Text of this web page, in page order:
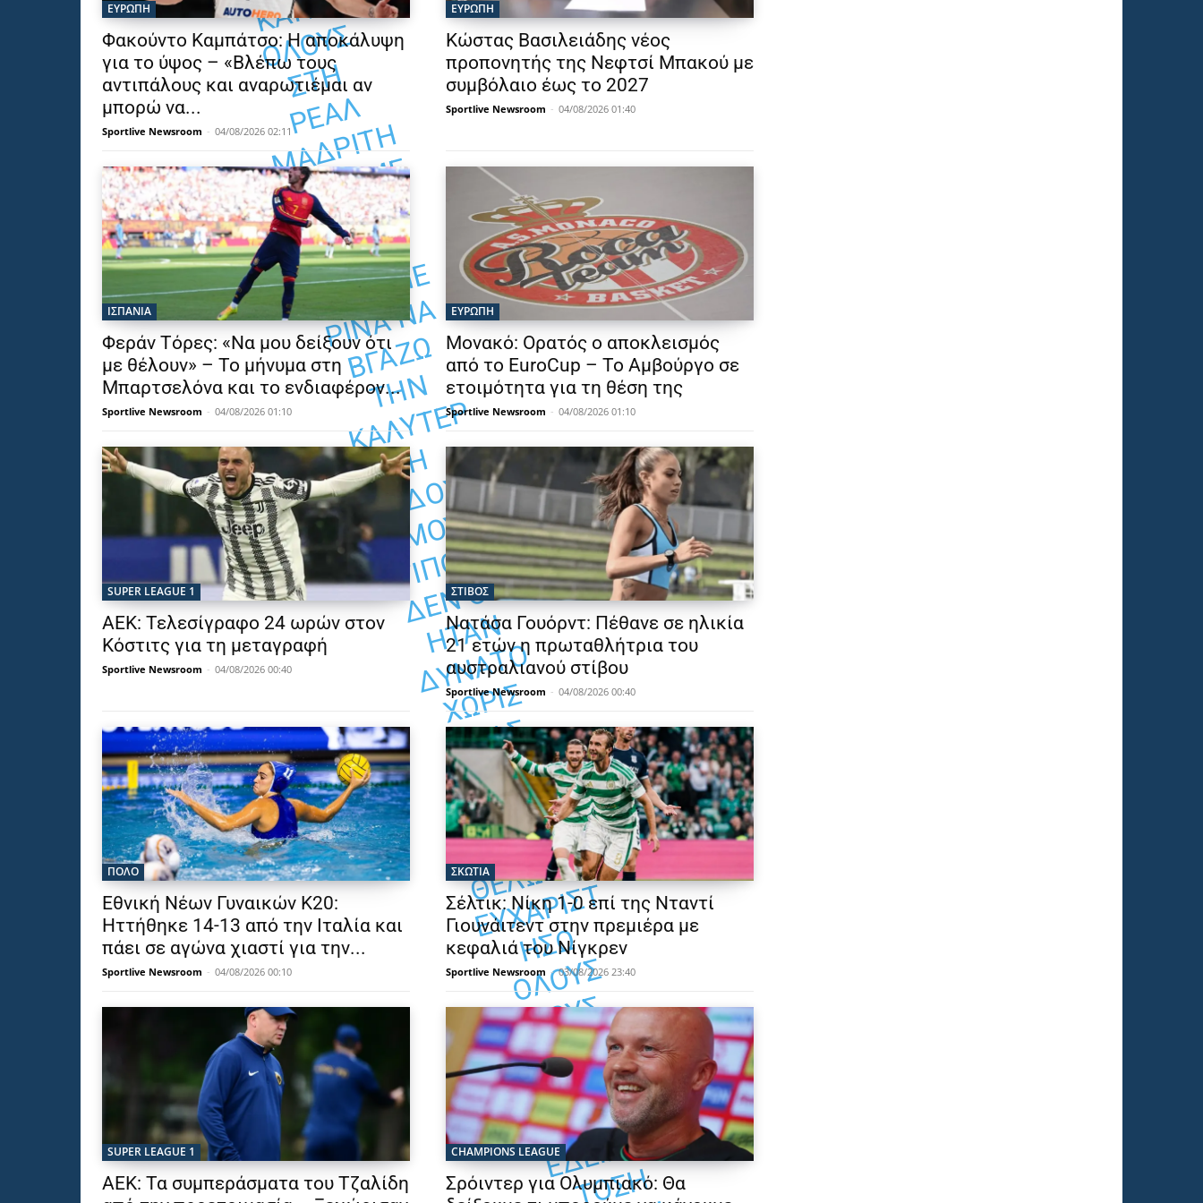
Ε
Σ
Η
Λ
Η
Ε
Ύ
Ν
Ε
Α
Ω
Ν
Ρ
Η
Ή
.
Α
Α
Ν
Ό
Σ
Σ
Α
Ι
Σ,
Α
Τ
Ω
Σ
Σ
Έ
Σ
Υ
Ν
Η
ΕΥΡΩΠΗ
Φακούντο Καμπάτσο: Η αποκάλυψη
για το ύψος – «Βλέπω τους
αντιπάλους και αναρωτιέμαι αν
μπορώ να...
Sportlive Newsroom - 04/08/2026 02:11
ΕΥΡΩΠΗ
Κώστας Βασιλειάδης νέος
προπονητής της Νεφτσί Μπακού με
συμβόλαιο έως το 2027
Sportlive Newsroom - 04/08/2026 01:40
ΙΣΠΑΝΙΑ
Φεράν Τόρες: «Να μου δείξουν ότι
με θέλουν» – Το μήνυμα στη
Μπαρτσελόνα και το ενδιαφέρον...
Sportlive Newsroom - 04/08/2026 01:10
ΕΥΡΩΠΗ
Μονακό: Ορατός ο αποκλεισμός
από το EuroCup – Το Αμβούργο σε
ετοιμότητα για τη θέση της
Sportlive Newsroom - 04/08/2026 01:10
SUPER LEAGUE 1
ΑΕΚ: Τελεσίγραφο 24 ωρών στον
Κόστιτς για τη μεταγραφή
Sportlive Newsroom - 04/08/2026 00:40
ΣΤΙΒΟΣ
Νατάσα Γουόρντ: Πέθανε σε ηλικία
21 ετών η πρωταθλήτρια του
αυστραλιανού στίβου
Sportlive Newsroom - 04/08/2026 00:40
ΠΟΛΟ
Εθνική Νέων Γυναικών Κ20:
Ηττήθηκε 14-13 από την Ιταλία και
πάει σε αγώνα χιαστί για την...
Sportlive Newsroom - 04/08/2026 00:10
ΣΚΩΤΙΑ
Σέλτικ: Νίκη 1-0 επί της Νταντί
Γιουνάιτεντ στην πρεμιέρα με
κεφαλιά του Νίγκρεν
Sportlive Newsroom - 03/08/2026 23:40
SUPER LEAGUE 1
ΑΕΚ: Τα συμπεράσματα του Τζαλίδη
CHAMPIONS LEAGUE
Σρόιντερ για Ολυμπιακό: Θα